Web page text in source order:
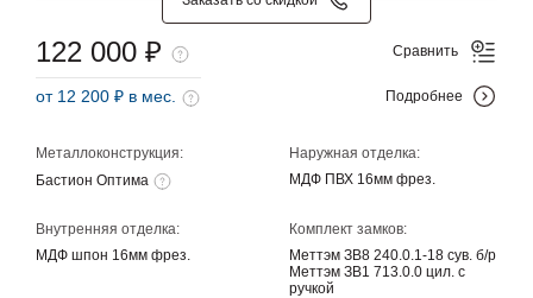
Металлоконструкция:
Бастион Оптима
Наружная отделка:
МДФ ПВХ 16мм фрез.
Внутренняя отделка:
МДФ шпон 16мм фрез.
Комплект замков:
Меттэм ЗВ8 240.0.1-18 сув. б/р
Меттэм ЗВ1 713.0.0 цил. с
ручкой
122 000 ₽
от 12 200 ₽ в мес.
Сравнить
Подробнее